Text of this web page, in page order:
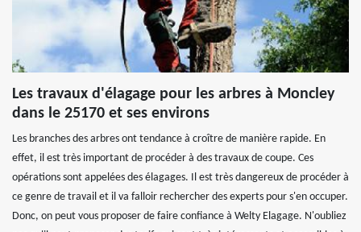
Les travaux d'élagage pour les arbres à Moncley
dans le 25170 et ses environs
Les branches des arbres ont tendance à croître de manière rapide. En
effet, il est très important de procéder à des travaux de coupe. Ces
opérations sont appelées des élagages. Il est très dangereux de procéder à
ce genre de travail et il va falloir rechercher des experts pour s'en occuper.
Donc, on peut vous proposer de faire confiance à Welty Elagage. N'oubliez